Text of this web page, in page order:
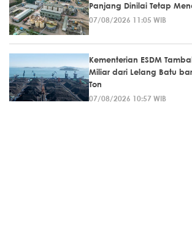
Panjang Dinilai Tetap
07/08/2026 11:05 WIB
Kementerian ESDM
Miliar dari Lelang Batu
Ton
07/08/2026 10:57 WIB